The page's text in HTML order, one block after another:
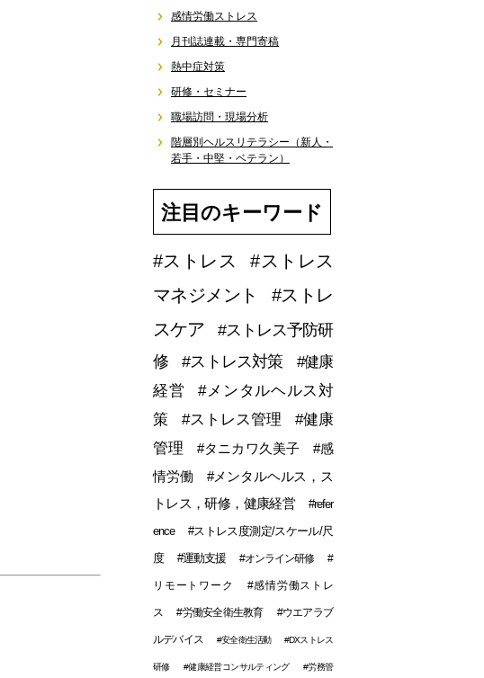
感情労働ストレス
月刊誌連載・専門寄稿
熱中症対策
研修・セミナー
職場訪問・現場分析
階層別ヘルスリテラシー（新人・
若手・中堅・ベテラン）
注目のキーワード
#ストレス
#ストレス
マネジメント
#ストレ
スケア
#ストレス予防研
修
#ストレス対策
#健康
経営
#メンタルヘルス対
策
#ストレス管理
#健康
管理
#タニカワ久美子
#感
情労働
#メンタルヘルス，ス
トレス，研修，健康経営
#refer
ence
#ストレス度測定/スケール/尺
度
#運動支援 #オンライン研修 #
リモートワーク #感情労働ストレ
ス #労働安全衛生教育 #ウエアラブ
ルデバイス #安全衛生活動 #DXストレス
研修 #健康経営コンサルティング #労務管